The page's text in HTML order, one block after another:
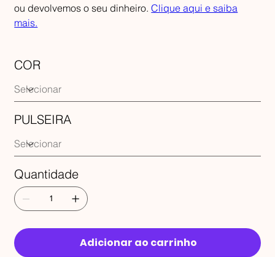
ou devolvemos o seu dinheiro.Clique aqui e saiba
mais.
COR
PULSEIRA
Quantidade
Adicionar ao carrinho